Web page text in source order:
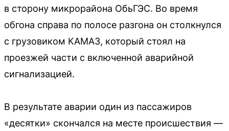
в сторону микрорайона ОбьГЭС. Во время
обгона справа по полосе разгона он столкнулся
с грузовиком КАМАЗ, который стоял на
проезжей части с включенной аварийной
сигнализацией.
В результате аварии один из пассажиров
«десятки» скончался на месте происшествия —